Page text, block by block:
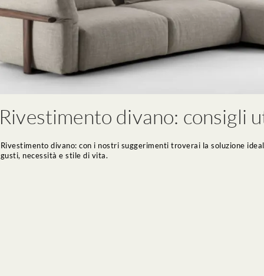
Rivestimento divano: consigli
Rivestimento divano: con i nostri suggerimenti troverai la soluzione
gusti, necessità e stile di vita.